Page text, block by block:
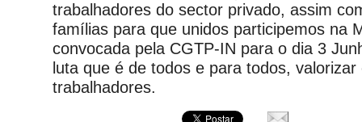
trabalhadores do sector privado, assim
famílias para que unidos participemos na
convocada pela CGTP-IN para o dia 3
luta que é de todos e para todos,
trabalhadores.